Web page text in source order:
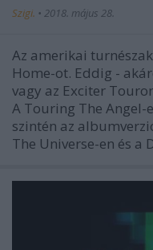
Szigi. • 2018. május 28.
Az amerikai
Home-ot. Eddig -
vagy az Exciter
A Touring The
szintén az
The Universe-en és